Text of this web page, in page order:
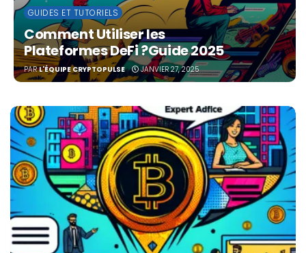
GUIDES ET TUTORIELS
Comment Utiliser les
Plateformes DeFi ?Guide 2025
PAR L'ÉQUIPE CRYPTOPULSE JANVIER 27, 2025